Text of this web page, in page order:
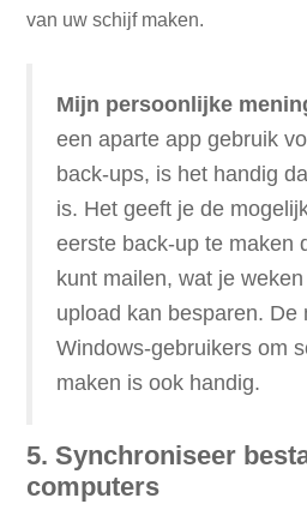
van uw schijf maken.
Mijn persoonlijke
een aparte app gebruik
back-ups, is het handig
is. Het geeft je de
eerste back-up te maken
kunt mailen, wat je
upload kan besparen. De
Windows-gebruikers om
maken is ook handig.
5. Synchroniseer
computers